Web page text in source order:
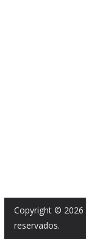
Copyright © 2026
reservados.